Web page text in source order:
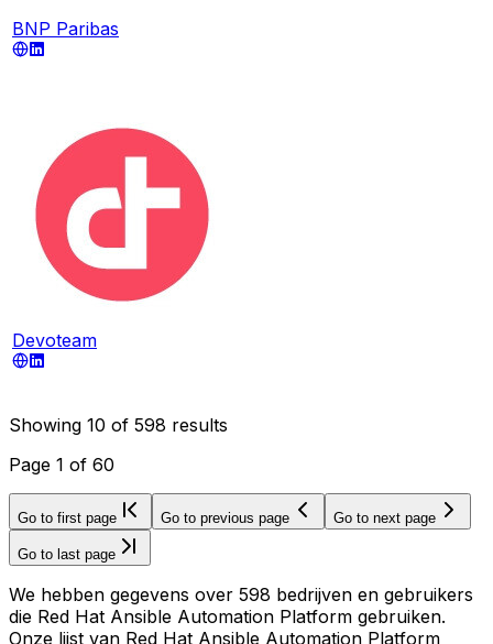
BNP Paribas
Devoteam
Showing 10 of 598 results
Page 1 of 60
Go to first page Go to previous page Go to next page
Go to last page
We hebben gegevens over 598 bedrijven en gebruikers
die Red Hat Ansible Automation Platform gebruiken.
Onze lijst van Red Hat Ansible Automation Platform